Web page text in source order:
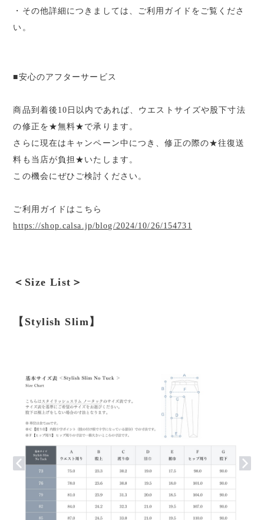
・その他詳細につきましては、ご利用ガイドをご覧くださ
い。
■安心のアフターサービス
商品到着後10日以内であれば、ウエストサイズや股下寸法
の修正を★無料★で承ります。
さらに現在はキャンペーン中につき、修正の際の★往復送
料も当店が負担★いたします。
この機会にぜひご検討ください。
ご利用ガイドはこちら
https://shop.calsa.jp/blog/2024/10/26/154731
＜Size List＞
【Stylish Slim】